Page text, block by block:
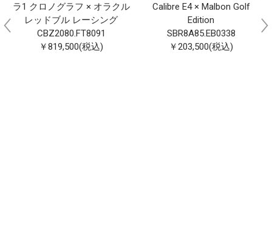
ラ1 クロノグラフ × オラクル
レッドブル レーシング
CBZ2080.FT8091
￥819,500(税込)
Calibre E4 × Malbon Golf
Edition
SBR8A85.EB0338
￥203,500(税込)